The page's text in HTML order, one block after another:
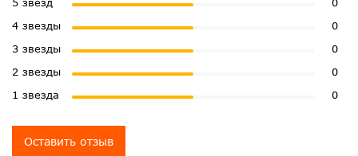
4 звезды
0
3 звезды
0
2 звезды
0
1 звезда
0
Оставить отзыв